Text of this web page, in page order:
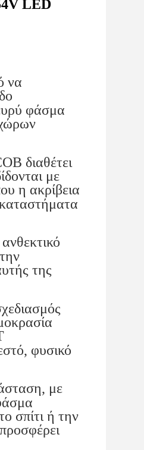
LED
να
φάσμα
διαθέτει
με
η ακρίβεια
της
φυσικό
με
σπίτι ή την